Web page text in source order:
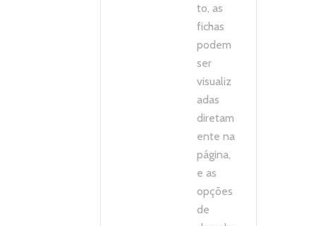
to, as
fichas
podem
ser
visualiz
adas
diretam
ente na
página,
e as
opções
de